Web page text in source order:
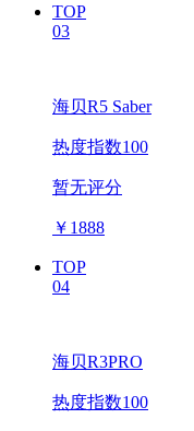
TOP
03
海贝R5 Saber
热度指数100
暂无评分
￥ 1888
TOP
04
海贝R3PRO
热度指数100